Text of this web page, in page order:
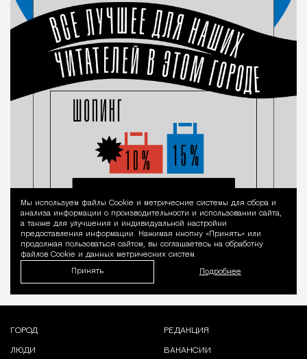
Уведомление
Мы используем файлы Сookie и метрические системы для сбора и
анализа информации о производительности и использовании сайта,
а также для улучшения и индивидуальной настройки
предоставления информации. Нажимая кнопку «Принять» или
продолжая пользоваться сайтом, вы соглашаетесь на обработку
файлов Cookie и данных метрических систем.
Принять Подробнее
ГОРОД
ЛЮДИ
РЕДАКЦИЯ
ВАКАНСИИ